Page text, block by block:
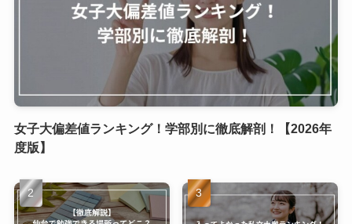
女子大偏差値ランキング！学部別に徹底解剖！【2026年
度版】